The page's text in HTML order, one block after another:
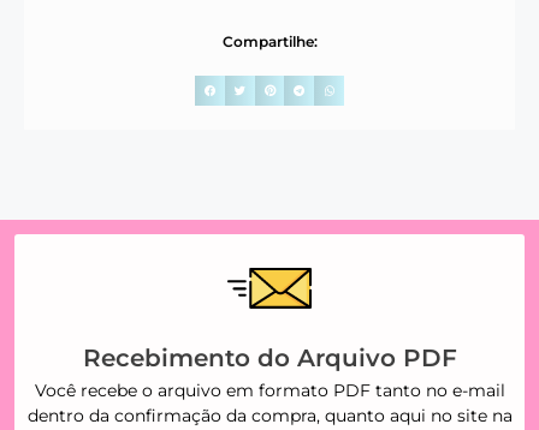
Compartilhe:
Recebimento do Arquivo PDF
Você recebe o arquivo em formato PDF tanto no e-mail
dentro da confirmação da compra, quanto aqui no site na